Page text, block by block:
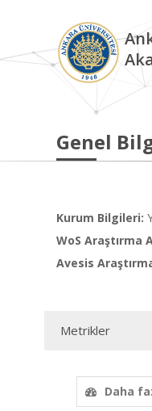
Genel
Kurum Bilgileri:
WoS Araştırma
Avesis
Metrikler
Daha